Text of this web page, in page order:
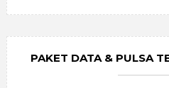
PAKET DATA & PULSA